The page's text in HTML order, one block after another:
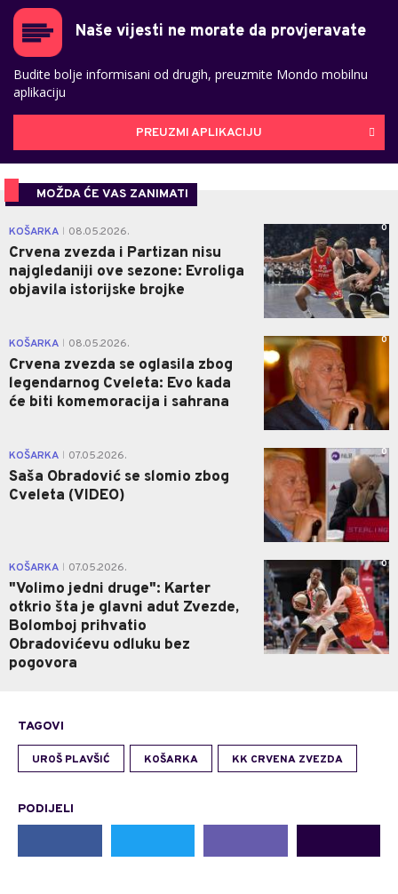
Naše vijesti ne morate da provjeravate
Budite bolje informisani od drugih, preuzmite Mondo mobilnu
aplikaciju
PREUZMI APLIKACIJU
MOŽDA ĆE VAS ZANIMATI
KOŠARKA 08.05.2026.
Crvena zvezda i Partizan nisu
najgledaniji ove sezone: Evroliga
objavila istorijske brojke
0
KOŠARKA 08.05.2026.
Crvena zvezda se oglasila zbog
legendarnog Cveleta: Evo kada
će biti komemoracija i sahrana
0
KOŠARKA 07.05.2026.
Saša Obradović se slomio zbog
Cveleta (VIDEO)
0
KOŠARKA 07.05.2026.
"Volimo jedni druge": Karter
otkrio šta je glavni adut Zvezde,
Bolomboj prihvatio
Obradovićevu odluku bez
pogovora
0
TAGOVI
UROŠ PLAVŠIĆ KOŠARKA KK CRVENA ZVEZDA
PODIJELI